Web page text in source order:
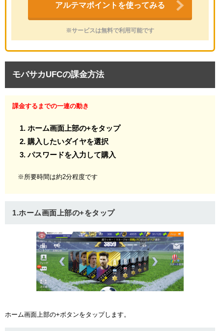
アルテマポイントを使ってみる
※サービスは無料で利用可能です
モバサカUFCの課金方法
課金するまでの一連の動き
ホーム画面上部の+をタップ
購入したいダイヤを選択
パスワードを入力して購入
※所要時間は約2分程度です
1.ホーム画面上部の+をタップ
ホーム画面上部の+ボタンをタップします。